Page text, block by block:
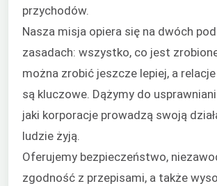
przychodów.
Nasza misja opiera się na dwóch
zasadach: wszystko, co jest
można zrobić jeszcze lepiej, a
są kluczowe. Dążymy do
jaki korporacje prowadzą swoją
ludzie żyją.
Oferujemy bezpieczeństwo,
zgodność z przepisami, a także